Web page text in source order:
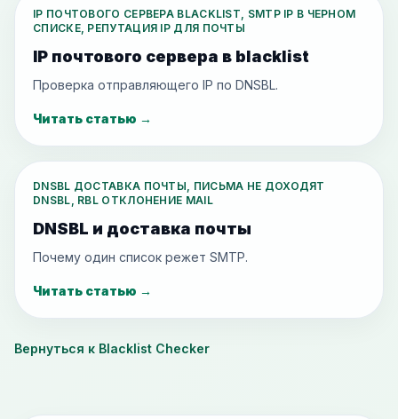
IP ПОЧТОВОГО СЕРВЕРА BLACKLIST, SMTP IP В ЧЕРНОМ
СПИСКЕ, РЕПУТАЦИЯ IP ДЛЯ ПОЧТЫ
IP почтового сервера в blacklist
Проверка отправляющего IP по DNSBL.
Читать статью →
DNSBL ДОСТАВКА ПОЧТЫ, ПИСЬМА НЕ ДОХОДЯТ
DNSBL, RBL ОТКЛОНЕНИЕ MAIL
DNSBL и доставка почты
Почему один список режет SMTP.
Читать статью →
Вернуться к Blacklist Checker